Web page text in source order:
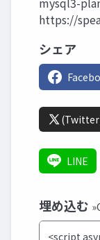
https://
シェア
LINE
埋め込む